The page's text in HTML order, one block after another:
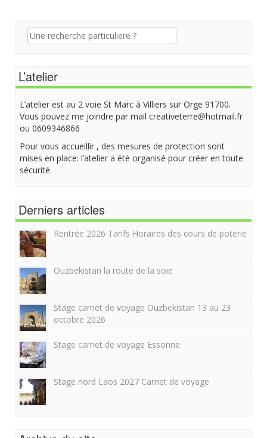
Recherche
pour:
L’atelier
L’atelier est au 2 voie St Marc à Villiers sur Orge 91700.
Vous pouvez me joindre par mail creativeterre@hotmail.fr
ou 0609346866
Pour vous accueillir , des mesures de protection sont
mises en place: l’atelier a été organisé pour créer en toute
sécurité.
Derniers articles
Rentrée 2026 Tarifs Horaires des cours de poterie
Ouzbekistan la route de la soie
Stage carnet de voyage Ouzbekistan 13 au 23
octobre 2026
Stage carnet de voyage Essonne
Stage nord Laos 2027 Carnet de voyage